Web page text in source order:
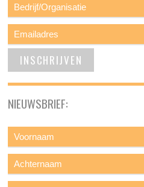
NIEUWSBRIEF: